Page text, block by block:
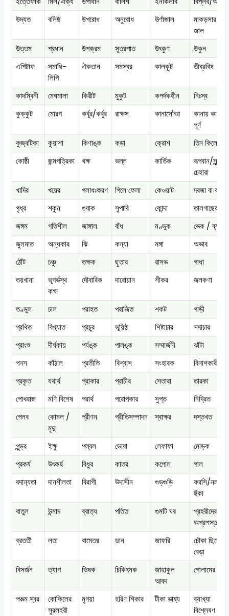
উদ্যত
বলিষ্ঠ উপরোধ অনুরোধ ঊর্ণাজাল
মাকড়সার তৈরি
জাল
উত্তম
প্রধান উপক্রম সূত্রপাত উৎকুণ
উকুন
এপিটাফ
সমাধি-
লিপি
ঐকতান সমস্বর কালকূট তীব্রবিষ
কাদম্বিনী মেঘমালা কিরীট মুকুট কপর্দকহীন
নিঃস্ব
কুক্কুট
মোরগ কর্বূর/কর্বুর রাক্ষস কানাসোঁআ
কানায় কানায়
পূর্ণ
কুজ্বটিকা
কুয়াশা কিণাঙ্ক কড়া ক্রোশ
তিন
কোষ্ঠী
জন্মপত্রিকা খক্ষ ভল্ল কার্তিক
রূপবান/সুন্দর
চেহারা
খাদির
খয়ের গলাধঃকরণ গিলে ফেলা কেওয়াট
দরজা বা কপাট
গৃধ্র
শকুন গুবাক সুপারি কোন্দা
তালগাছের
জঙ্গম
গতিশীল জাঙ্গাল বাঁধ মণ্ডুক
ভেক / ব্যাঙ
জুলমাত
অন্ধকার ঝি কন্যা মঙ্গা
অভাব
ঠোঁট
চঞ্চু তক্ষক ছুতার রাসভ
গাধা
তয়খানা
ভূগর্ভস্থ
কক্ষ
দৌবারিক দারোয়ান শীকর জলকণা
তণ্ডুল চাল পরাহত পরাজিত শকট
গাড়ী
প্রথিত
বিখ্যাত প্রচুর ভূয়িষ্ঠ শিষ্টাচার
সদাচার
প্রাংশু
দীর্ঘকায় পর্যঙ্ক পালঙ্ক সম্মার্জনী
ঝাঁটা
পনস
কাঁঠাল প্রতীতি বিশ্বাস সংহারক
বিনাশকারী
প্রকৃত
যথার্থ প্রাকার প্রাচীর সেতারা
তারকা
পোখরাজ
মণি বিশেষ পরার্থ পরোপকার সুপ্ত
নিদ্রিত
পেলব
কোমল /
মৃদু
প্রীণন প্রীতিসম্পাদন স্বাক্ষর দস্তখত
পুন্ড্র ইক্ষু পল্বল ডোবা লেফাফা
মোড়ক
প্রকর্ষ
উৎকর্ষ বিধুর কাতর কপোল
গাল
বদান্যতা
দানশীলতা বিরাগী উদাসীন গুড়গুড়ি
ফরসি/
হুঁকা
বাতুল
উন্মাদ ব্রাত্য পতিত গুমটি ঘর
প্রহরীদের
অপ্রশস্ত
ব্রততী
লতা বামেতর ডান জাফরি
চৌকা ছিদ্রের
বেড়া
বিসর্জন
ত্যাগ ভিষক চিকিৎসক
জাহাকুল
আবদ
গোলামের হাসি
পঞ্চম স্বর
কোকিলের
সুরলহরী
মৃগয়া হরিণ শিকার টীকা ভাষ্য
ব্যাখ্যা
বিশ্লেষণ